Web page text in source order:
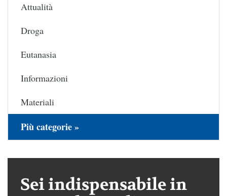
Attualità
Droga
Eutanasia
Informazioni
Materiali
Più categorie »
Sei indispensabile in